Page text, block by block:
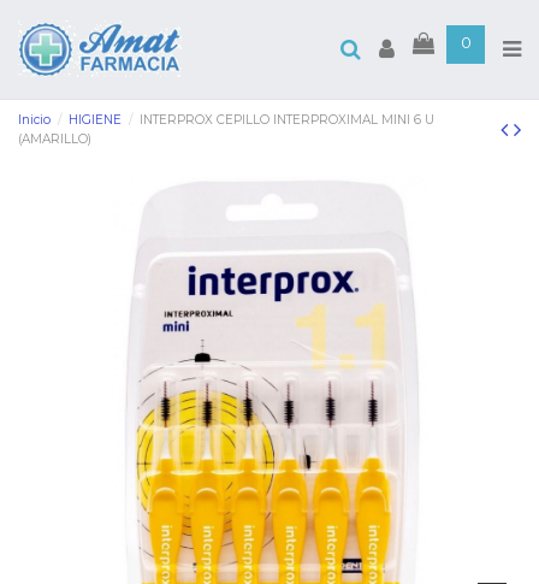
0
Inicio HIGIENE
INTERPROX CEPILLO INTERPROXIMAL MINI 6 U
(AMARILLO)